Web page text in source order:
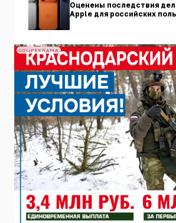
Оценены последствия
Apple для российских
СОЦРЕКЛАМА